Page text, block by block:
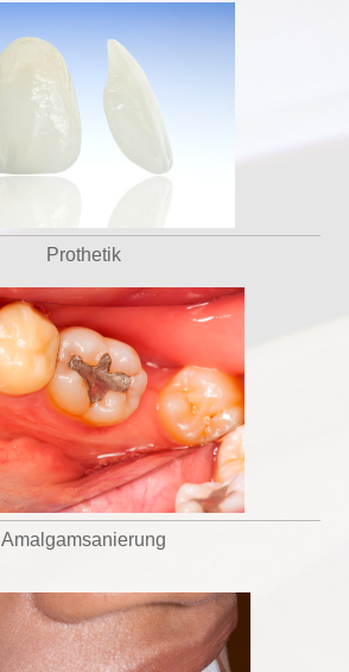
Prothetik
Amalgamsanierung